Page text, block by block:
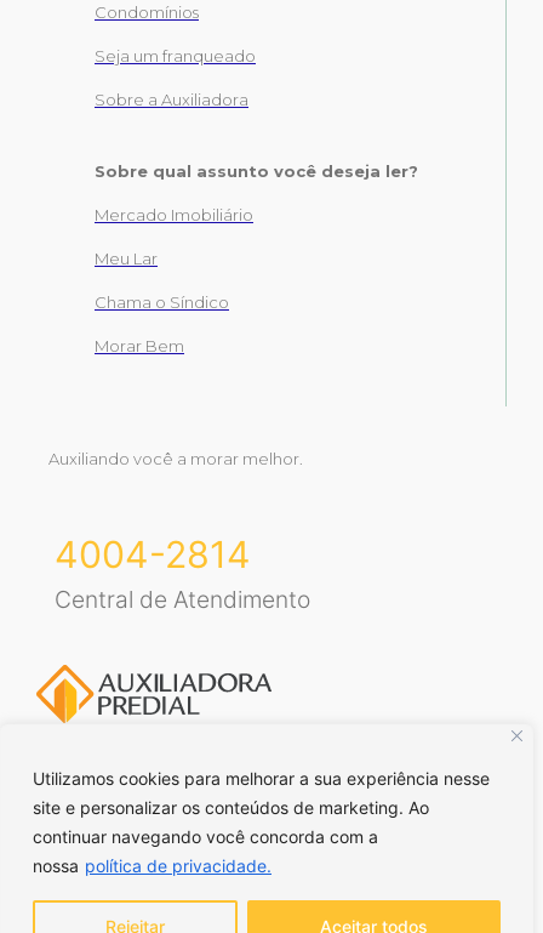
Utilizamos cookies para melhorar a sua experiência nesse
site e personalizar os conteúdos de marketing. Ao
continuar navegando você concorda com a
nossa política de privacidade.
Rejeitar Aceitar todos
Condomínios
Seja um franqueado
Sobre a Auxiliadora
Sobre qual assunto você deseja ler?
Mercado Imobiliário
Meu Lar
Chama o Síndico
Morar Bem
Auxiliando você a morar melhor.
4004-2814
Central de Atendimento
Voltar para o topo